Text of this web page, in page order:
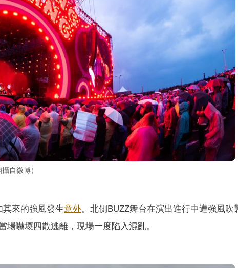
自微博）
來的強風發生意外。北側BUZZ舞台在演出進行中遭強風吹
嚇壞四散逃離，現場一度陷入混亂。